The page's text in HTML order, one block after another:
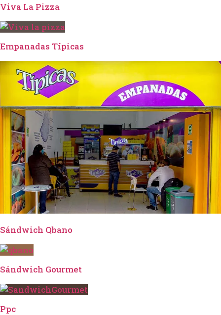
Viva La Pizza
Empanadas Típicas
Sándwich Qbano
Sándwich Gourmet
Ppc